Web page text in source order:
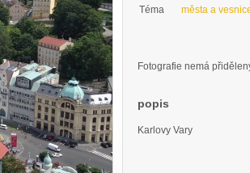
Téma
města a
Fotografie nemá
popis
Karlovy Vary